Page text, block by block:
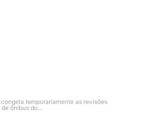
congela temporariamente as revisões
ônibus do...